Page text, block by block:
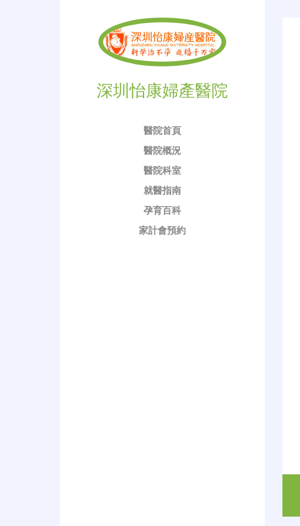
深圳怡康婦產醫院
醫院首頁
醫院概況
醫院科室
就醫指南
孕育百科
家計會預約